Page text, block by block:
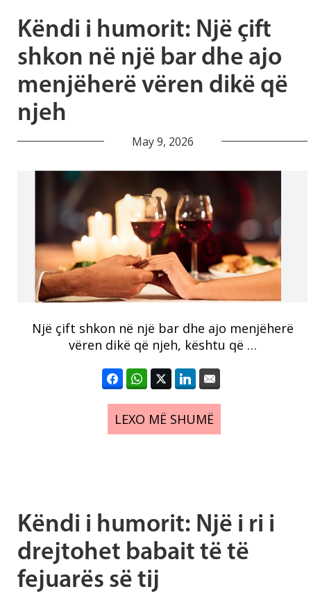
Këndi i humorit: Një çift
shkon në një bar dhe ajo
menjëherë vëren dikë që
njeh
May 9, 2026
Një çift shkon në një bar dhe ajo menjëherë
vëren dikë që njeh, kështu që …
LEXO MË SHUMË
Këndi i humorit: Një i ri i
drejtohet babait të të
fejuarës së tij